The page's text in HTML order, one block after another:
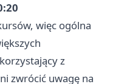
więc ogólna
z
zwrócić uwagę na